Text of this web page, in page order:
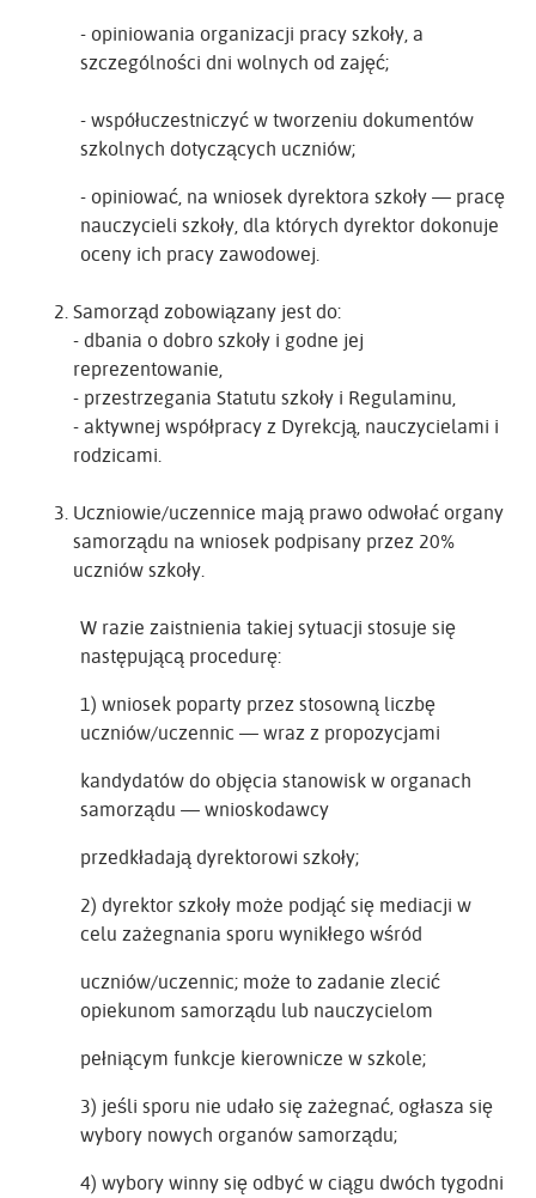
- opiniowania organizacji pracy szkoły, a
szczególności dni wolnych od zajęć;
- współuczestniczyć w tworzeniu dokumentów
szkolnych dotyczących uczniów;
- opiniować, na wniosek dyrektora szkoły — pracę
nauczycieli szkoły, dla których dyrektor dokonuje
oceny ich pracy zawodowej.
Samorząd zobowiązany jest do:
- dbania o dobro szkoły i godne jej
reprezentowanie,
- przestrzegania Statutu szkoły i Regulaminu,
- aktywnej współpracy z Dyrekcją, nauczycielami i
rodzicami.
Uczniowie/uczennice mają prawo odwołać organy
samorządu na wniosek podpisany przez 20%
uczniów szkoły.
W razie zaistnienia takiej sytuacji stosuje się
następującą procedurę:
1) wniosek poparty przez stosowną liczbę
uczniów/uczennic — wraz z propozycjami
kandydatów do objęcia stanowisk w organach
samorządu — wnioskodawcy
przedkładają dyrektorowi szkoły;
2) dyrektor szkoły może podjąć się mediacji w
celu zażegnania sporu wynikłego wśród
uczniów/uczennic; może to zadanie zlecić
opiekunom samorządu lub nauczycielom
pełniącym funkcje kierownicze w szkole;
3) jeśli sporu nie udało się zażegnać, ogłasza się
wybory nowych organów samorządu;
4) wybory winny się odbyć w ciągu dwóch tygodni